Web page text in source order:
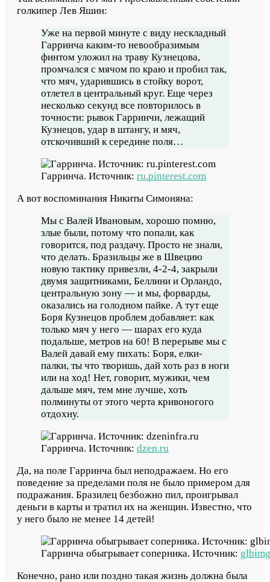
голкипер Лев Яшин:
Уже на первой минуте с виду нескладный
Гарринча каким-то невообразимым
финтом уложил на траву Кузнецова,
промчался с мячом по краю и пробил так,
что мяч, ударившись в стойку ворот,
отлетел в центральный круг. Еще через
несколько секунд все повторилось в
точности: рывок Гарринчи, лежащий
Кузнецов, удар в штангу, и мяч,
отскочивший к середине поля…
Гарринча. Источник: ru.pinterest.com
А вот воспоминания Никиты Симоняна:
Мы с Валей Ивановым, хорошо помню,
злые были, потому что попали, как
говорится, под раздачу. Просто не знали,
что делать. Бразильцы же в Швецию
новую тактику привезли, 4-2-4, закрыли
двумя защитниками, Беллини и Орландо,
центральную зону — и мы, форварды,
оказались на голодном пайке. А тут еще
Боря Кузнецов проблем добавляет: как
только мяч у него — шарах его куда
подальше, метров на 60! В перерыве мы с
Валей давай ему пихать: Боря, елки-
палки, ты что творишь, дай хоть раз в ноги
или на ход! Нет, говорит, мужики, чем
дальше мяч, тем мне лучше, хоть
полминуты от этого черта кривоногого
отдохну.
Гарринча. Источник: dzen.ru
Да, на поле Гарринча был неподражаем. Но его
поведение за пределами поля не было примером для
подражания. Бразилец безбожно пил, проигрывал
деньги в карты и тратил их на женщин. Известно, что
у него было не менее 14 детей!
Гарринча обыгрывает соперника. Источник:
Конечно, рано или поздно такая жизнь должна была